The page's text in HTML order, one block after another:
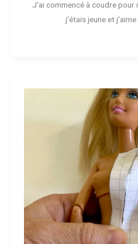
J'ai commencé à coudre pour
j'étais jeune et